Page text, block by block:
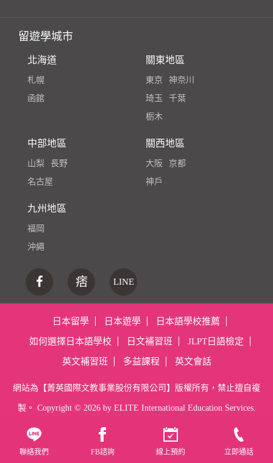
留遊學城市
北海道
札幌
函館
關東地區
東京
神奈川
琦玉
千葉
栃木
中部地區
山梨
長野
名古屋
關西地區
大阪
京都
神戶
九州地區
福岡
沖繩
痞 LINE
日本留學 日本遊學 日本語學校推薦
如何選擇日本語學校 日文補習班 JLPT日語檢定
英文補習班 多益課程 英文會話
網站為【菁英國際文教事業股份有限公司】版權所有，禁止擅自複
製。 Copyright © 2026 by ELITE International Education Services.
聯絡我們 FB諮詢 線上預約 立即通話